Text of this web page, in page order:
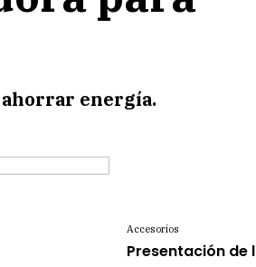
ahorrar energía.
Presentación de
Accesorios